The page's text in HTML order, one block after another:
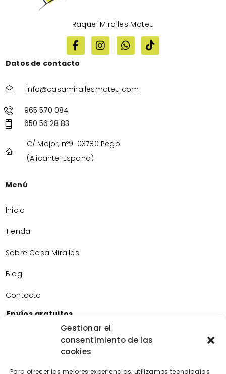
Gestionar el
consentimiento de las
cookies
Para ofrecer las mejores experiencias, utilizamos tecnologías
Raquel Miralles Mateu
Datos de contacto
info@casamirallesmateu.com
965 570 084
650 56 28 83
C/ Major, nº9. 03780 Pego
(Alicante-España)
Menú
Inicio
Tienda
Sobre Casa Miralles
Blog
Contacto
Envíos gratuitos
Envíos gratuitos por la compra de más de 60€.
Devoluciones gratuitas
Devoluciones gratuitas en nuestra tienda física.
Pago seguro